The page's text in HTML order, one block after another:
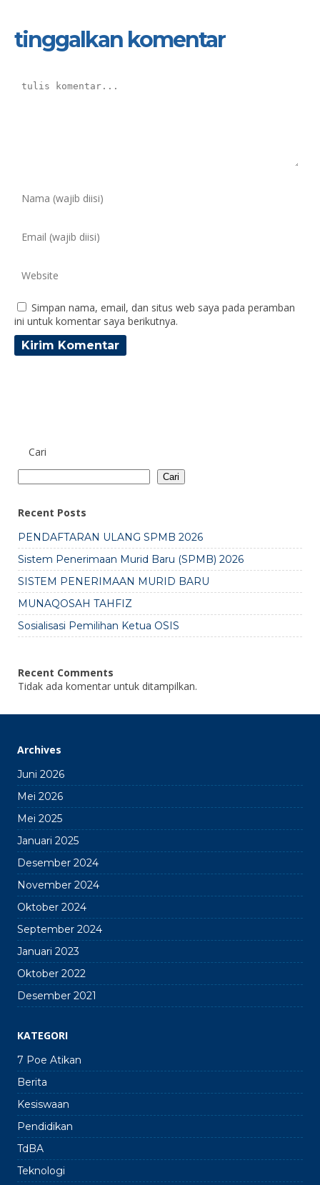
tinggalkan komentar
Simpan nama, email, dan situs web saya pada peramban
ini untuk komentar saya berikutnya.
Cari
Cari
Recent Posts
PENDAFTARAN ULANG SPMB 2026
Sistem Penerimaan Murid Baru (SPMB) 2026
SISTEM PENERIMAAN MURID BARU
MUNAQOSAH TAHFIZ
Sosialisasi Pemilihan Ketua OSIS
Recent Comments
Tidak ada komentar untuk ditampilkan.
Archives
Juni 2026
Mei 2026
Mei 2025
Januari 2025
Desember 2024
November 2024
Oktober 2024
September 2024
Januari 2023
Oktober 2022
Desember 2021
KATEGORI
7 Poe Atikan
Berita
Kesiswaan
Pendidikan
TdBA
Teknologi